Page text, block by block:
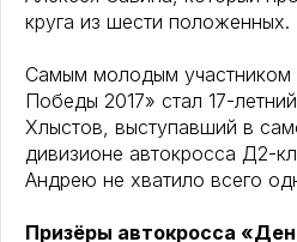
круга из шести положенных.
Самым молодым участником
Победы 2017» стал 17-
Хлыстов, выступавший в
дивизионе автокросса Д2-
Андрею не хватило всего
Призёры автокросса